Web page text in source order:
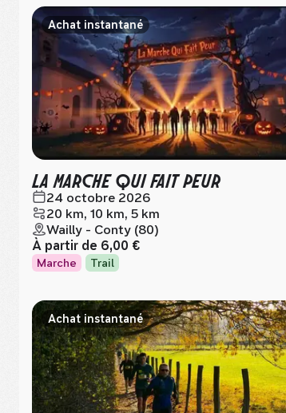
Achat instantané
LA MARCHE QUI FAIT PEUR
24 octobre 2026
20 km, 10 km, 5 km
Wailly - Conty (80)
À partir de 6,00 €
Marche Trail
Achat instantané